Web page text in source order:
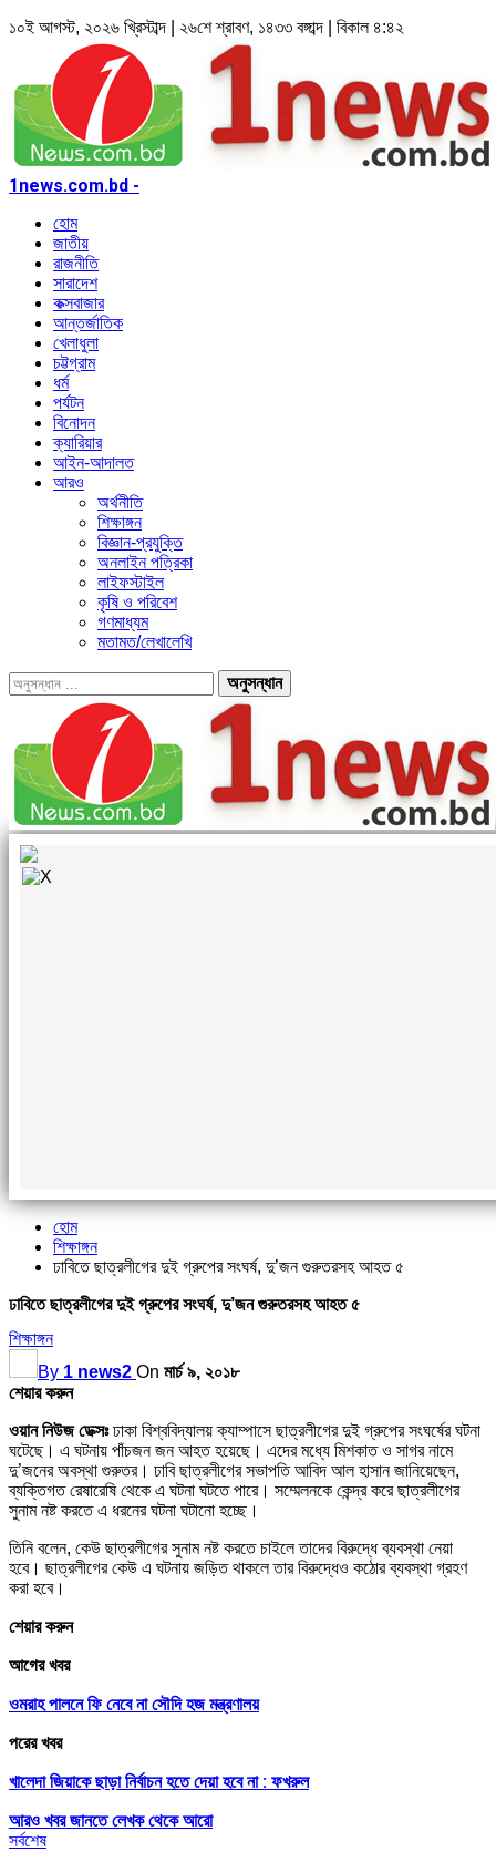
১০ই আগস্ট, ২০২৬ খ্রিস্টাব্দ | ২৬শে শ্রাবণ, ১৪৩৩ বঙ্গাব্দ | বিকাল ৪:৪২
1news.com.bd -
হোম
জাতীয়
রাজনীতি
সারাদেশ
কক্সবাজার
আন্তর্জাতিক
খেলাধুলা
চট্টগ্রাম
ধর্ম
পর্যটন
বিনোদন
ক্যারিয়ার
আইন-আদালত
আরও
অর্থনীতি
শিক্ষাঙ্গন
বিজ্ঞান-প্রযুক্তি
অনলাইন পত্রিকা
লাইফস্টাইল
কৃষি ও পরিবেশ
গণমাধ্যম
মতামত/লেখালেখি
হোম
শিক্ষাঙ্গন
ঢাবিতে ছাত্রলীগের দুই গ্রুপের সংঘর্ষ, দু’জন গুরুতরসহ আহত ৫
ঢাবিতে ছাত্রলীগের দুই গ্রুপের সংঘর্ষ, দু’জন গুরুতরসহ আহত ৫
শিক্ষাঙ্গন
By 1 news2 On মার্চ ৯, ২০১৮
শেয়ার করুন
ওয়ান নিউজ ডেক্সঃঢাকা বিশ্ববিদ্যালয় ক্যাম্পাসে ছাত্রলীগের দুই গ্রুপের সংঘর্ষের ঘটনা
ঘটেছে। এ ঘটনায় পাঁচজন জন আহত হয়েছে। এদের মধ্যে মিশকাত ও সাগর নামে
দু’জনের অবস্থা গুরুতর। ঢাবি ছাত্রলীগের সভাপতি আবিদ আল হাসান জানিয়েছেন,
ব্যক্তিগত রেষারেষি থেকে এ ঘটনা ঘটতে পারে। সম্মেলনকে কেন্দ্র করে ছাত্রলীগের
সুনাম নষ্ট করতে এ ধরনের ঘটনা ঘটানো হচ্ছে।
তিনি বলেন, কেউ ছাত্রলীগের সুনাম নষ্ট করতে চাইলে তাদের বিরুদ্ধে ব্যবস্থা নেয়া
হবে। ছাত্রলীগের কেউ এ ঘটনায় জড়িত থাকলে তার বিরুদ্ধেও কঠোর ব্যবস্থা গ্রহণ
করা হবে।
শেয়ার করুন
আগের খবর
ওমরাহ পালনে ফি নেবে না সৌদি হজ মন্ত্রণালয়
পরের খবর
খালেদা জিয়াকে ছাড়া নির্বাচন হতে দেয়া হবে না : ফখরুল
আরও খবর জানতে লেখক থেকে আরো
সর্বশেষ